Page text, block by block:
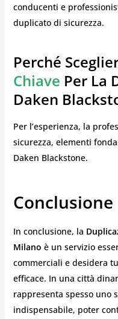
conducenti e
duplicato di sicurezza.
Perché
Chiave Per La
Daken
Per l’esperienza, la
sicurezza, elementi
Daken Blackstone.
Conclusione
In conclusione, la
Milano è un servizio
commerciali e desidera
efficace. In una città
rappresenta spesso uno
indispensabile, poter